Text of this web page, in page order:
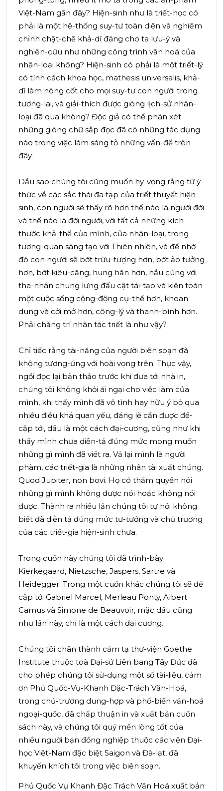
Việt-Nam gần đây? Hiện-sinh như là triết-học có
phải là một hệ-thống suy-tư toàn diện và nghiêm
chỉnh chặt-chẽ khả-dĩ đáng cho ta lưu-ý và
nghiên-cứu như những công trình văn hoá của
nhân-loại không? Hiện-sinh có phải là một triết-lý
có tính cách khoa học, mathesis universalis, khả-
dĩ làm nòng cốt cho mọi suy-tư con người trong
tương-lai, và giải-thích được giòng lịch-sử nhân-
loại đã qua không? Độc giả có thể phán xét
những giòng chữ sắp đọc đã có những tác dụng
nào trong việc làm sáng tỏ những vấn-đề trên
đây.
Dầu sao chúng tôi cũng muốn hy-vọng rằng từ ý-
thức về các sắc thái đa tạp của triết thuyết hiện
sinh, con người sẽ thấy rõ hơn thế nào là người đời
và thế nào là đời người, với tất cả những kích
thước khả-thể của mình, của nhân-loại, trong
tương-quan sáng tạo với Thiên nhiên, và để nhờ
đó con người sẽ bớt trừu-tượng hơn, bớt ảo tưởng
hơn, bớt kiêu-căng, hung hăn hơn, hầu cùng với
tha-nhân chung lưng đấu cật tái-tạo và kiện toàn
một cuộc sống cộng-động cụ-thể hơn, khoan
dung và cởi mở hơn, công-lý và thanh-bình hơn.
Phải chăng trí nhân tác triết là như vậy?
Chỉ tiếc rằng tài-năng của người biên soạn đã
không tương-ứng với hoài vọng trên. Thực vậy,
ngồi đọc lại bản thảo trước khi đưa tới nhà in,
chúng tôi không khỏi ái ngại cho việc làm của
mình, khi thấy mình đã vô tình hay hữu ý bỏ qua
nhiều điều khá quan yếu, đáng lẽ cần được đề-
cập tới, dầu là một cách đại-cương, cũng như khi
thấy mình chưa diễn-tả đúng mức mong muốn
những gì mình đã viết ra. Vả lại mình là người
phàm, các triết-gia là những nhân tài xuất chúng.
Quod Jupiter, non bovi. Họ có thẩm quyền nói
những gì mình không được nói hoặc không nói
được. Thành ra nhiều lần chúng tôi tự hỏi không
biết đã diễn tả đúng mức tư-tưởng và chủ trương
của các triết-gia hiện-sinh chưa.
Trong cuốn này chúng tôi đã trình-bày
Kierkegaard, Nietzsche, Jaspers, Sartre và
Heidegger. Trong một cuốn khác chúng tôi sẽ đề
cập tới Gabriel Marcel, Merleau Ponty, Albert
Camus và Simone de Beauvoir, mặc dầu cũng
như lần này, chỉ là một cách đại cương.
Chúng tôi chân thành cảm tạ thư-viện Goethe
Institute thuộc toà Đại-sứ Liên bang Tây Đức đã
cho phép chúng tôi sử-dụng một số tài-liệu, cảm
ơn Phủ Quốc-Vụ-Khanh Đặc-Trách Văn-Hoá,
trong chủ-trương dung-hợp và phổ-biến văn-hoá
ngoại-quốc, đã chấp thuận in và xuất bản cuốn
sách này, và chúng tôi quý mến lòng tốt của
nhiều người bạn đồng nghiệp thuộc các viện Đại-
học Việt-Nam đặc biệt Saigon và Đà-lạt, đã
khuyến khích tôi trong việc biên soạn.
Phủ Quốc Vụ Khanh Đặc Trách Văn Hoá xuất bản